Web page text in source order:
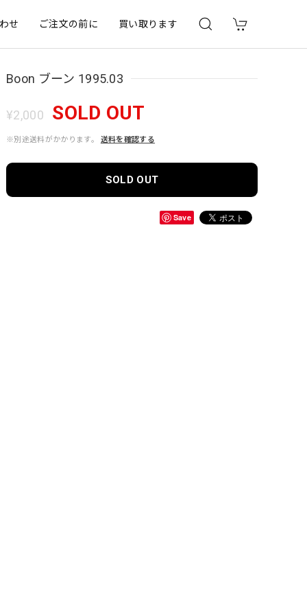
せ ご注文の前に 買い取ります
Boon ブーン 1995.03
¥2,000 SOLD OUT
※別途送料がかかります。 送料を確認する
SOLD OUT
Save